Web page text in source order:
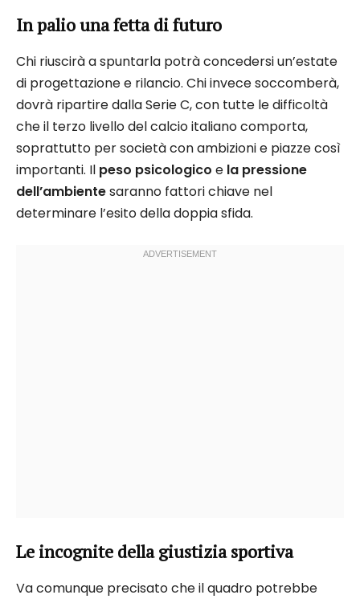
In palio una fetta di futuro
Chi riuscirà a spuntarla potrà concedersi un’estate
di progettazione e rilancio. Chi invece soccomberà,
dovrà ripartire dalla Serie C, con tutte le difficoltà
che il terzo livello del calcio italiano comporta,
soprattutto per società con ambizioni e piazze così
importanti. Il peso psicologico e la pressione
dell’ambientesaranno fattori chiave nel
determinare l’esito della doppia sfida.
Le incognite della giustizia sportiva
Va comunque precisato che il quadro potrebbe